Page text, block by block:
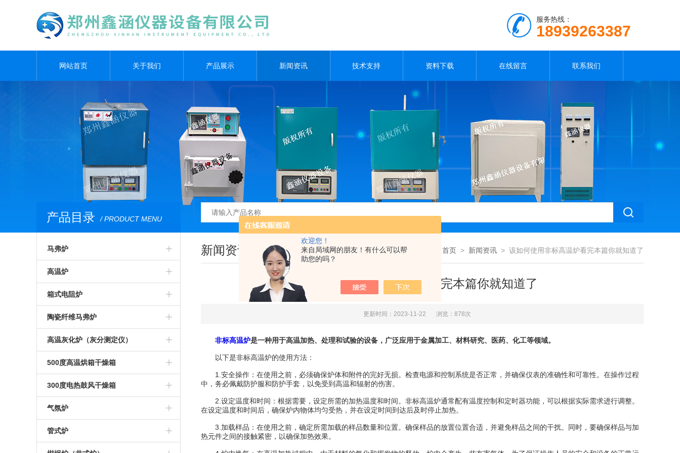
欢迎您！
来自局域网的朋友！有什么可以帮
助您的吗？
服务热线：
18939263387
网站首页 关于我们 产品展示 新闻资讯 技术支持 资料下载 在线留言 联系我们
产品目录 / PRODUCT MENU
马弗炉
智能马弗炉
高温马弗炉
箱式马弗炉
节能马弗炉
工业马弗炉
一体马弗炉
实验室马弗炉
可编程马弗炉
硅碳棒马弗炉
高温炉
箱式预热炉
智能高温炉
工业高温炉
箱式高温炉
高温实验炉
高温加热炉
高温煅烧炉
硅碳棒高温炉
箱式电阻炉
高温箱式炉
智能箱式炉
箱式沾火炉
高温箱式电阻炉
中温箱式电阻炉
工业箱式电阻炉
高温保温箱式炉
陶瓷纤维马弗炉
氧化锆烧结炉
陶瓷纤维箱式炉
陶瓷纤维高温炉
陶瓷纤维箱式电阻炉
陶瓷纤维高温电阻炉
1000度陶瓷纤维马弗炉
高温灰化炉（灰分测定仪）
高温灰化炉
灰分测定仪
煤炭灰分测定仪
塑料灰分测定仪
石油灰分测定仪
500度高温烘箱干燥箱
500度高温烘箱
300度电热鼓风干燥箱
烘箱
鼓风干燥箱
气氛炉
高温气氛炉
管式炉
新闻资讯 您现在的位置： 首页 > 新闻资讯 > 该如何使用非标高温炉看完本篇你就知道了
该如何使用非标高温炉看完本篇你就知道了
更新时间：2023-11-22 浏览：878次
非标高温炉是一种用于高温加热、处理和试验的设备，广泛应用于金属加工、材料研究、医药、化工等领域。
以下是非标高温炉的使用方法：
1.安全操作：在使用之前，必须确保炉体和附件的完好无损。检查电源和控制系统是否正常，并确保仪表的准确性和可靠性。在操作过程
中，务必佩戴防护服和防护手套，以免受到高温和辐射的伤害。
2.设定温度和时间：根据需要，设定所需的加热温度和时间。非标高温炉通常配有温度控制和定时器功能，可以根据实际需求进行调整。
在设定温度和时间后，确保炉内物体均匀受热，并在设定时间到达后及时停止加热。
3.加载样品：在使用之前，确定所需加载的样品数量和位置。确保样品的放置位置合适，并避免样品之间的干扰。同时，要确保样品与加
热元件之间的接触紧密，以确保加热效果。